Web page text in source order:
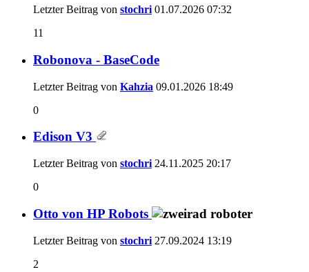
Letzter Beitrag von stochri 01.07.2026 07:32
11
Robonova - BaseCode
Letzter Beitrag von Kahzia 09.01.2026 18:49
0
Edison V3
Letzter Beitrag von stochri 24.11.2025 20:17
0
Otto von HP Robots
Letzter Beitrag von stochri 27.09.2024 13:19
2